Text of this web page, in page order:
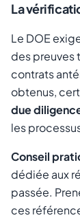
La
Le DOE
des preuves
contrats
obtenus,
due
les
Conseil
dédiée aux
passée.
ces